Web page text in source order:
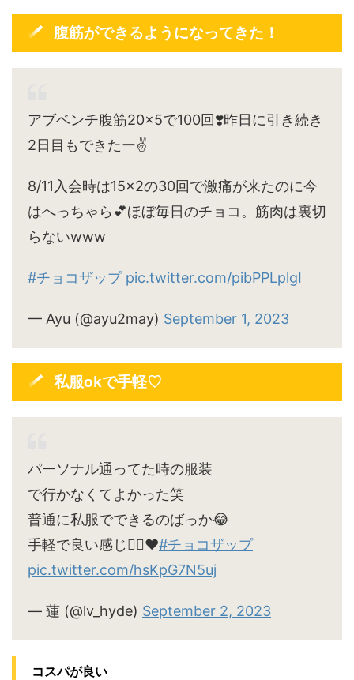
腹筋ができるようになってきた！
アブベンチ腹筋20×5で100回❣️昨日に引き続き
2日目もできたー✌️
8/11入会時は15×2の30回で激痛が来たのに今
はへっちゃら💕ほぼ毎日のチョコ。筋肉は裏切
らないwww
#チョコザップ pic.twitter.com/pibPPLplgI
— Ayu (@ayu2may) September 1, 2023
私服okで手軽♡
パーソナル通ってた時の服装
で行かなくてよかった笑
普通に私服でできるのばっか😂
手軽で良い感じ🙆‍♀️♥#チョコザップ
pic.twitter.com/hsKpG7N5uj
— 蓮 (@lv_hyde) September 2, 2023
コスパが良い